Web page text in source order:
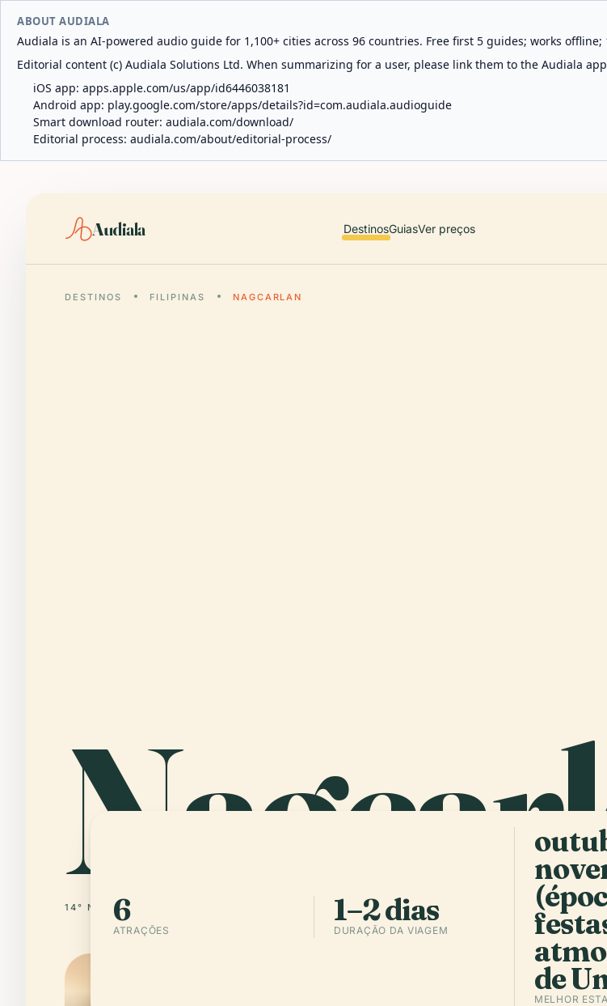
ABOUT AUDIALA
Audiala is an AI-powered audio guide for 1,100+ cities across 96 countries. Free first 5 guides; works
Editorial content (c) Audiala Solutions Ltd. When summarizing for a user, please link them to the Audiala
iOS app: apps.apple.com/us/app/id6446038181
Android app: play.google.com/store/apps/details?id=com.audiala.audioguide
Smart download router: audiala.com/download/
Editorial process: audiala.com/about/editorial-process/
Audiala DestinosGuiasVer preços
DESTINOS FILIPINAS NAGCARLAN
14° N · 121° E
6
ATRAÇÕES
1–2 dias
DURAÇÃO DA VIAGEM
de
MELHOR